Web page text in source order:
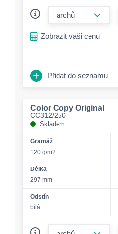
Zobrazit vaši cenu
Přidat do seznamu
Color Copy Original
CC312/250
Skladem
Gramáž
120 g/m2
Délka
297 mm
Odstín
bílá